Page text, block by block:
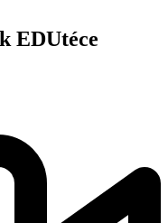
EDUtéce